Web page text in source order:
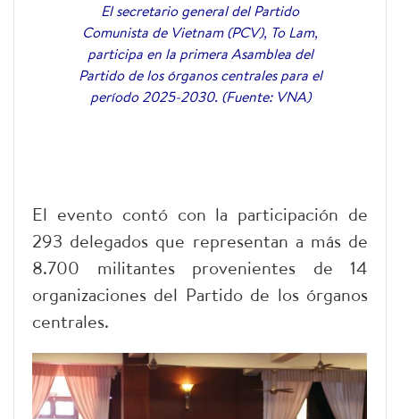
El secretario general del Partido
Comunista de Vietnam (PCV), To Lam,
participa en la primera Asamblea del
Partido de los órganos centrales para el
período 2025-2030. (Fuente: VNA)
El evento contó con la participación de
293 delegados que representan a más de
8.700 militantes provenientes de 14
organizaciones del Partido de los órganos
centrales.